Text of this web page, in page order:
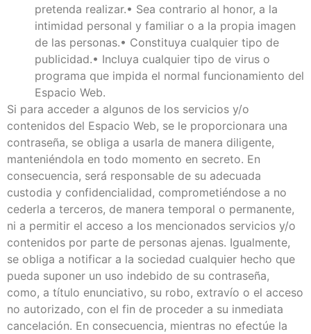
pretenda realizar.• Sea contrario al honor, a la
intimidad personal y familiar o a la propia imagen
de las personas.• Constituya cualquier tipo de
publicidad.• Incluya cualquier tipo de virus o
programa que impida el normal funcionamiento del
Espacio Web.
Si para acceder a algunos de los servicios y/o
contenidos del Espacio Web, se le proporcionara una
contraseña, se obliga a usarla de manera diligente,
manteniéndola en todo momento en secreto. En
consecuencia, será responsable de su adecuada
custodia y confidencialidad, comprometiéndose a no
cederla a terceros, de manera temporal o permanente,
ni a permitir el acceso a los mencionados servicios y/o
contenidos por parte de personas ajenas. Igualmente,
se obliga a notificar a la sociedad cualquier hecho que
pueda suponer un uso indebido de su contraseña,
como, a título enunciativo, su robo, extravío o el acceso
no autorizado, con el fin de proceder a su inmediata
cancelación. En consecuencia, mientras no efectúe la